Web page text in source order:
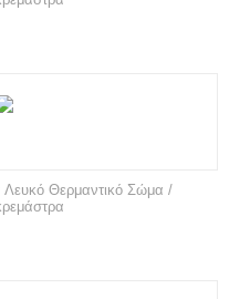
Θερμαντικό Σώμα /